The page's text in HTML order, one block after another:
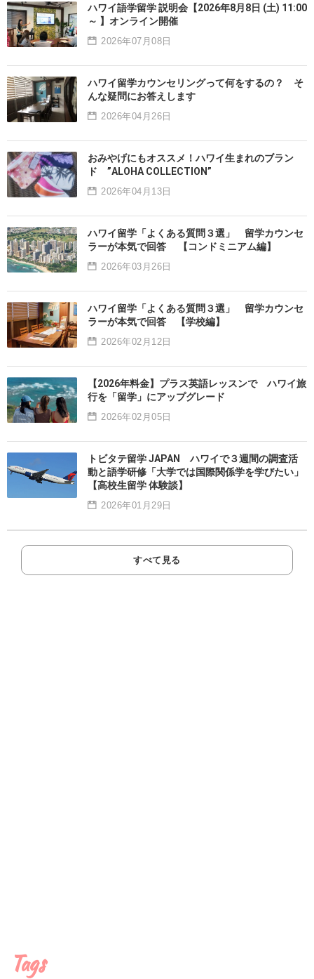
ハワイ語学留学 説明会【2026年8月8日 (土) 11:00
～ 】オンライン開催
2026年07月08日
ハワイ留学カウンセリングって何をするの？ そ
んな疑問にお答えします
2026年04月26日
おみやげにもオススメ！ハワイ生まれのブラン
ド ”ALOHA COLLECTION”
2026年04月13日
ハワイ留学「よくある質問３選」 留学カウンセ
ラーが本気で回答 【コンドミニアム編】
2026年03月26日
ハワイ留学「よくある質問３選」 留学カウンセ
ラーが本気で回答 【学校編】
2026年02月12日
【2026年料金】プラス英語レッスンで ハワイ旅
行を「留学」にアップグレード
2026年02月05日
トビタテ留学 JAPAN ハワイで３週間の調査活
動と語学研修「大学では国際関係学を学びたい」
【高校生留学 体験談】
2026年01月29日
すべて見る
Tags